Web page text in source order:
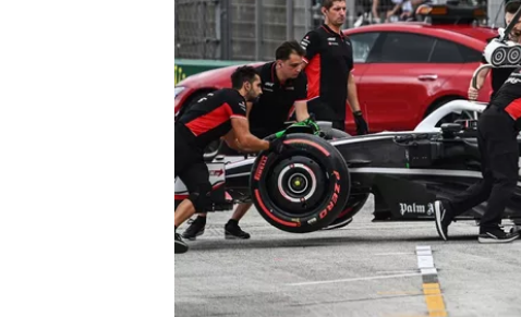
ENDURANCE/GT